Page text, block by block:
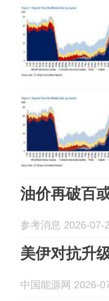
油价再破百
参考消息 2026-07-
美伊对抗升
中国能源网 2026-